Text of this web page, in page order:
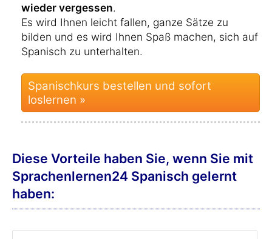
wieder vergessen.
Es wird Ihnen leicht fallen, ganze Sätze zu
bilden und es wird Ihnen Spaß machen, sich auf
Spanisch zu unterhalten.
Spanischkurs bestellen und sofort
loslernen »
Diese Vorteile haben Sie, wenn Sie mit
Sprachenlernen24 Spanisch gelernt
haben: